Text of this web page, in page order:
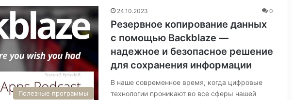
Полезные программы
24.10.2023 0
Резервное копирование данных
с помощью Backblaze —
надежное и безопасное решение
для сохранения информации
В наше современное время, когда цифровые
технологии проникают во все сферы нашей